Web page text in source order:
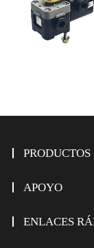
PRODUCTOS
APOYO
ENLACES